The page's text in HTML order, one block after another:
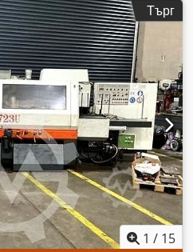
Търг
1 / 15